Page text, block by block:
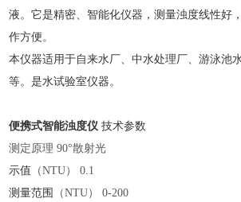
液。它是精密、智能化仪器，测量浊度线性好
作方便。
本仪器适用于自来水厂、中水处理厂、游泳池
等。是水试验室仪器。
便携式智能浊度仪 技术参数
测定原理 90°散射光
示值 （NTU） 0.1
测量范围 （NTU） 0-200